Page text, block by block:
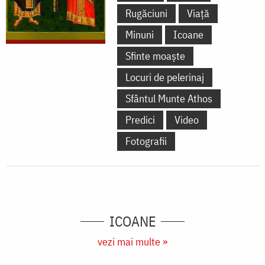
Rugăciuni
Viață
Minuni
Icoane
Sfinte moaște
Locuri de pelerinaj
Sfântul Munte Athos
Predici
Video
Fotografii
ICOANE
vezi mai multe »